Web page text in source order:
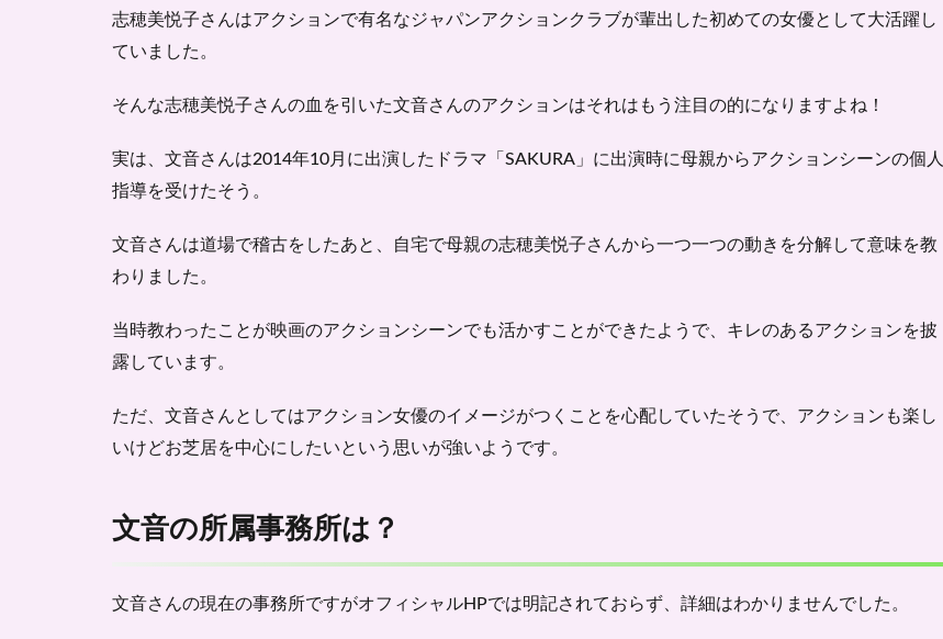
5
文音
でか
い
い！
の活
躍に
待！
と
志穂美悦子さんはアクションで有名なジャパンアクションクラブが輩出した初めての女優として大活躍し
ていました。
そんな志穂美悦子さんの血を引いた文音さんのアクションはそれはもう注目の的になりますよね！
実は、文音さんは2014年10月に出演したドラマ「SAKURA」に出演時に母親からアクションシーンの個人
指導を受けたそう。
文音さんは道場で稽古をしたあと、自宅で母親の志穂美悦子さんから一つ一つの動きを分解して意味を教
わりました。
当時教わったことが映画のアクションシーンでも活かすことができたようで、キレのあるアクションを披
露しています。
ただ、文音さんとしてはアクション女優のイメージがつくことを心配していたそうで、アクションも楽し
いけどお芝居を中心にしたいという思いが強いようです。
文音の所属事務所は？
文音さんの現在の事務所ですがオフィシャルHPでは明記されておらず、詳細はわかりませんでした。